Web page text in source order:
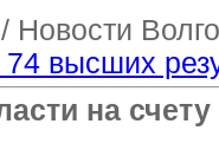
Новости
высших
на